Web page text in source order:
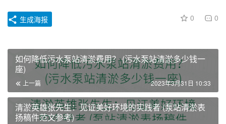
0 0
生成海报
如何降低污水泵站清淤费用？ (污水泵站清淤多少钱一
座)
上一篇 2023年3月31日 10:33
清淤英雄张先生：见证美好环境的实践者 (泵站清淤表
扬稿件范文参考)